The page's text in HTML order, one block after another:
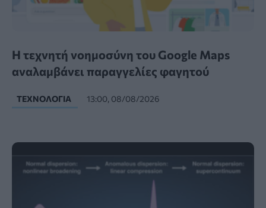
Η τεχνητή νοημοσύνη του Google Maps
αναλαμβάνει παραγγελίες φαγητού
ΤΕΧΝΟΛΟΓΊΑ 13:00, 08/08/2026